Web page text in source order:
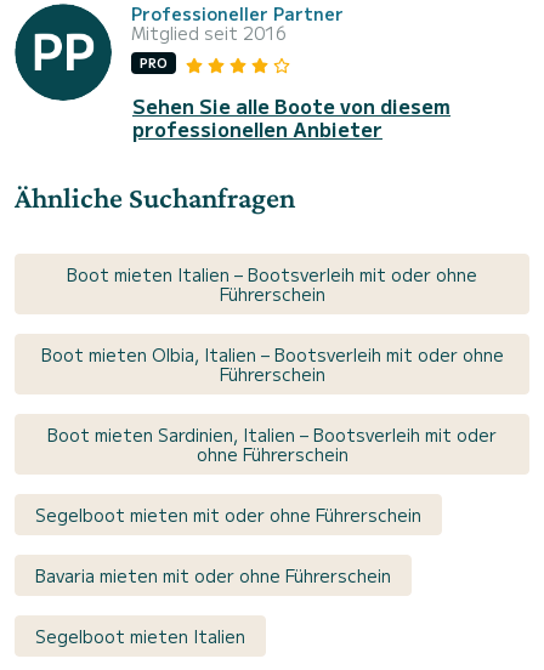
Professioneller Partner
Mitglied seit 2016
PRO
Sehen Sie alle Boote von diesem
professionellen Anbieter
Ähnliche Suchanfragen
Boot mieten Italien – Bootsverleih mit oder ohne
Führerschein
Boot mieten Olbia, Italien – Bootsverleih mit oder ohne
Führerschein
Boot mieten Sardinien, Italien – Bootsverleih mit oder
ohne Führerschein
Segelboot mieten mit oder ohne Führerschein
Bavaria mieten mit oder ohne Führerschein
Segelboot mieten Italien